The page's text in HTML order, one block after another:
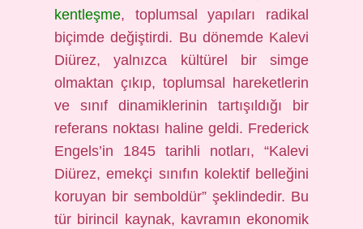
kentleşme, toplumsal yapıları radikal
biçimde değiştirdi. Bu dönemde Kalevi
Diürez, yalnızca kültürel bir simge
olmaktan çıkıp, toplumsal hareketlerin
ve sınıf dinamiklerinin tartışıldığı bir
referans noktası haline geldi. Frederick
Engels’in 1845 tarihli notları, “Kalevi
Diürez, emekçi sınıfın kolektif belleğini
koruyan bir semboldür” şeklindedir. Bu
tür birincil kaynak, kavramın ekonomik